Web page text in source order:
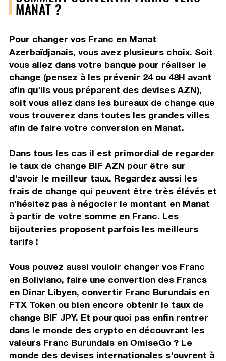
MANAT ?
Pour changer vos Franc en Manat
Azerbaïdjanais, vous avez plusieurs choix. Soit
vous allez dans votre banque pour réaliser le
change (pensez à les prévenir 24 ou 48H avant
afin qu'ils vous préparent des devises AZN),
soit vous allez dans les bureaux de change que
vous trouverez dans toutes les grandes villes
afin de faire votre conversion en Manat.
Dans tous les cas il est primordial de regarder
le taux de change BIF AZN pour être sur
d'avoir le meilleur taux. Regardez aussi les
frais de change qui peuvent être très élévés et
n'hésitez pas à négocier le montant en Manat
à partir de votre somme en Franc. Les
bijouteries proposent parfois les meilleurs
tarifs !
Vous pouvez aussi vouloir changer vos Franc
en Boliviano, faire une convertion des Francs
en Dinar Libyen, convertir Franc Burundais en
FTX Token ou bien encore obtenir le taux de
change BIF JPY. Et pourquoi pas enfin rentrer
dans le monde des crypto en découvrant les
valeurs Franc Burundais en OmiseGo ? Le
monde des devises internationales s'ouvrent à